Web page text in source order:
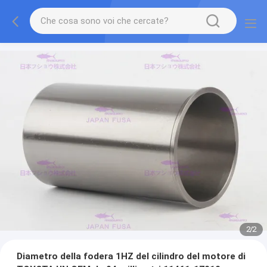
2/2
Diametro della fodera 1HZ del cilindro del motore di